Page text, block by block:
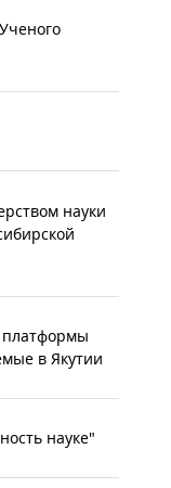
науки
платформы
в Якутии
науке"